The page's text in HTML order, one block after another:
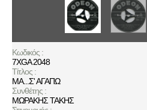
Κωδικός :
7XGA 2048
Τίτλος :
ΜΑ...Σ' ΑΓΑΠΩ
Συνθέτης :
ΜΩΡΑΚΗΣ ΤΑΚΗΣ